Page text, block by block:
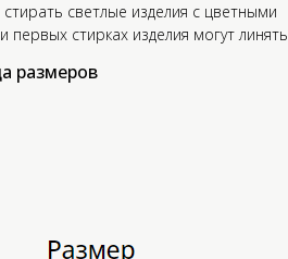
светлые изделия с цветными
первых стирках изделия могут линять
размеров